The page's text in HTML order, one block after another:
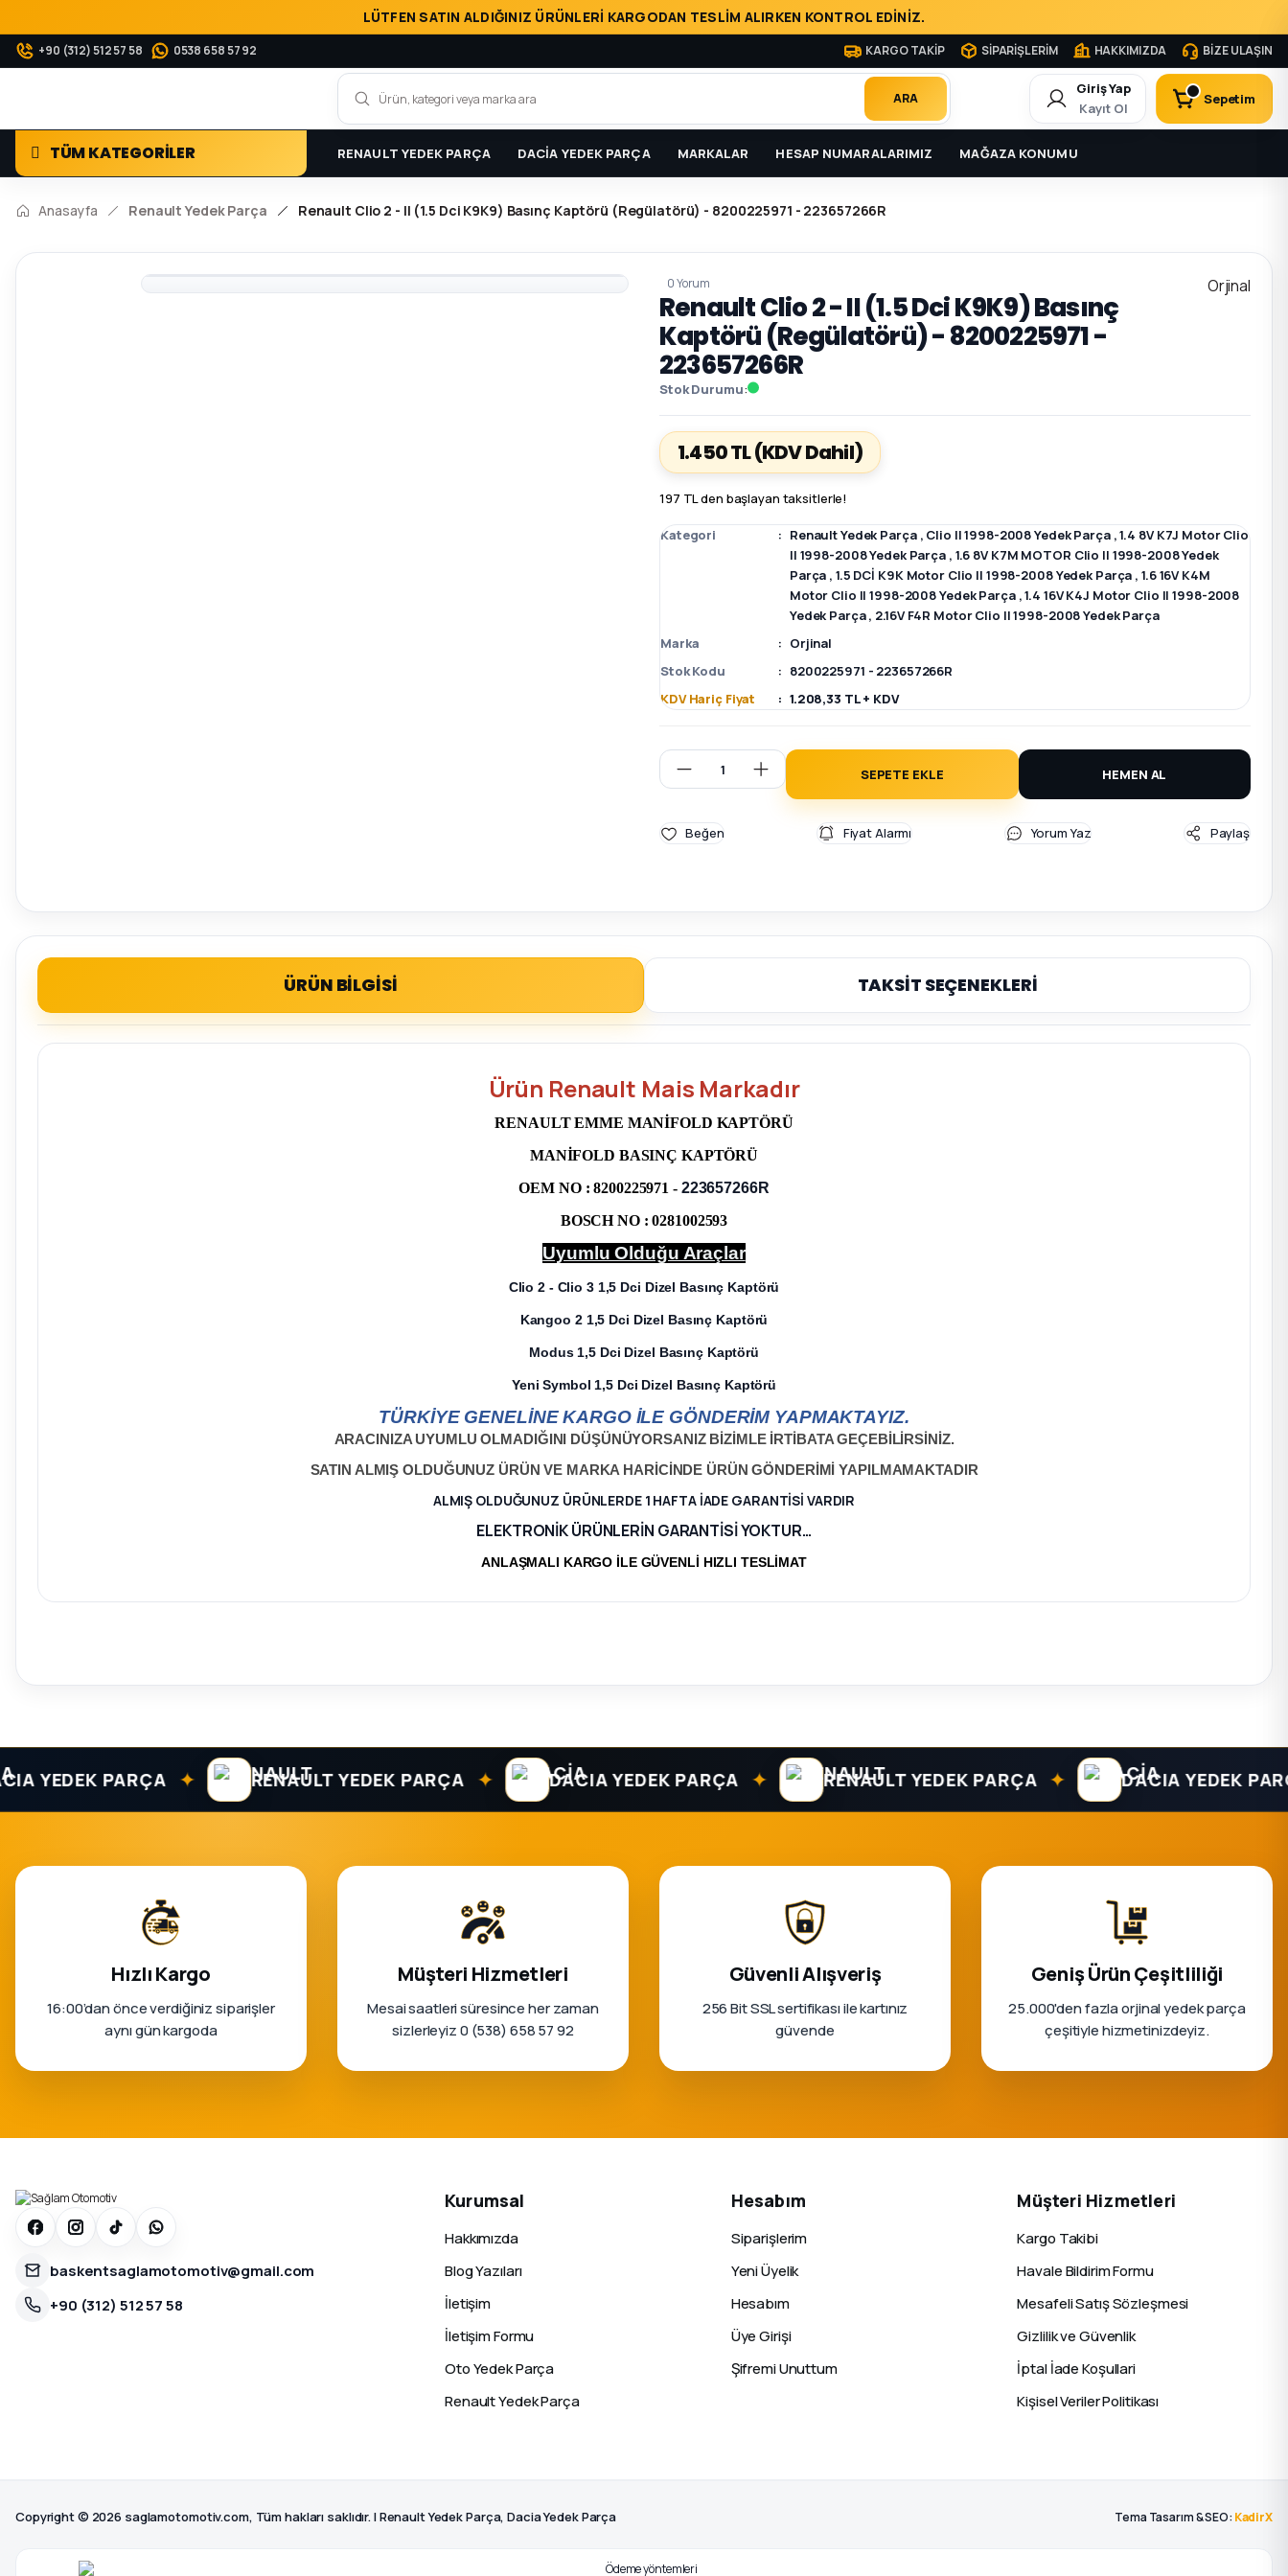
LÜTFEN SATIN ALDIĞINIZ ÜRÜNLERİ KARGODAN TESLİM ALIRKEN KONTROL EDİNİZ.
+90 (312) 512 57 58 0538 658 57 92 KARGO TAKİP SİPARİŞLERİM HAKKIMIZDA BİZE ULAŞIN
ARA
Giriş Yap
Kayıt Ol
Sepetim
TÜM KATEGORİLER RENAULT YEDEK PARÇA DACİA YEDEK PARÇA MARKALAR HESAP NUMARALARIMIZ MAĞAZA KONUMU
Anasayfa Renault Yedek Parça Renault Clio 2 - II (1.5 Dci K9K9) Basınç Kaptörü (Regülatörü) - 8200225971 - 223657266R
0 Yorum
Renault Clio 2 - II (1.5 Dci K9K9) Basınç
Kaptörü (Regülatörü) - 8200225971 -
223657266R
Stok Durumu
Orjinal
1.450 TL(KDV Dahil)
197 TL den başlayan taksitlerle!
Kategori Renault Yedek Parça , Clio II 1998-2008 Yedek Parça ,1.4 8V K7J Motor Clio
II 1998-2008 Yedek Parça , 1.6 8V K7M MOTOR Clio II 1998-2008 Yedek
Parça , 1.5 DCİ K9K Motor Clio II 1998-2008 Yedek Parça , 1.6 16V K4M
Motor Clio II 1998-2008 Yedek Parça ,1.4 16V K4J Motor Clio II 1998-2008
Yedek Parça, 2.16V F4R Motor Clio II 1998-2008 Yedek Parça
Marka
Orjinal
Stok Kodu
8200225971 - 223657266R
KDV Hariç Fiyat
1.208,33 TL + KDV
SEPETE EKLE HEMEN AL
Fiyat Alarmı Yorum Yaz Paylaş
ÜRÜN BİLGİSİ TAKSİT SEÇENEKLERİ
Ürün Renault Mais Markadır
RENAULT EMME MANİFOLD KAPTÖRÜ
MANİFOLD BASINÇ KAPTÖRÜ
OEM NO : 8200225971 - 223657266R
BOSCH NO : 0281002593
Uyumlu Olduğu Araçlar
Clio 2 - Clio 3 1,5 Dci Dizel Basınç Kaptörü
Kangoo 2 1,5 Dci Dizel Basınç Kaptörü
Modus 1,5 Dci Dizel Basınç Kaptörü
Yeni Symbol 1,5 Dci Dizel Basınç Kaptörü
TÜRKİYE GENELİNE KARGO İLE GÖNDERİM YAPMAKTAYIZ.
ARACINIZA UYUMLU OLMADIĞINI DÜŞÜNÜYORSANIZ BİZİMLE İRTİBATA GEÇEBİLİRSİNİZ.
SATIN ALMIŞ OLDUĞUNUZ ÜRÜN VE MARKA HARİCİNDE ÜRÜN GÖNDERİMİ YAPILMAMAKTADIR
ALMIŞ OLDUĞUNUZ ÜRÜNLERDE 1 HAFTA İADE GARANTİSİ VARDIR
ELEKTRONİK ÜRÜNLERİN GARANTİSİ YOKTUR…
ANLAŞMALI KARGO İLE GÜVENLİ HIZLI TESLİMAT
PARÇA ✦ RENAULT YEDEK PARÇA ✦ DACIA YEDEK PARÇA ✦ RENAULT YEDEK PARÇA ✦ DACIA YEDEK PARÇA
Hızlı Kargo
16:00’dan önce verdiğiniz siparişler
aynı gün kargoda
Müşteri Hizmetleri
Mesai saatleri süresince her zaman
sizlerleyiz 0 (538) 658 57 92
Güvenli Alışveriş
256 Bit SSL sertifikası ile kartınız
güvende
Geniş Ürün Çeşitliliği
25.000'den fazla orjinal yedek parça
çeşitiyle hizmetinizdeyiz.
baskentsaglamotomotiv@gmail.com
+90 (312) 512 57 58
Kurumsal
Hakkımızda
Blog Yazıları
İletişim
İletişim Formu
Oto Yedek Parça
Renault Yedek Parça
Hesabım
Siparişlerim
Yeni Üyelik
Hesabım
Üye Girişi
Şifremi Unuttum
Müşteri Hizmetleri
Kargo Takibi
Havale Bildirim Formu
Mesafeli Satış Sözleşmesi
Gizlilik ve Güvenlik
İptal İade Koşullari
Kişisel Veriler Politikası
Copyright © 2026 saglamotomotiv.com, Tüm hakları saklıdır. | Renault Yedek Parça, Dacia Yedek Parça Tema Tasarım & SEO: KadirX